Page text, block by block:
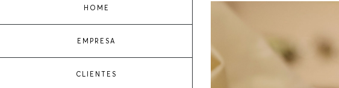
HOME
EMPRESA
CLIENTES
View
Image